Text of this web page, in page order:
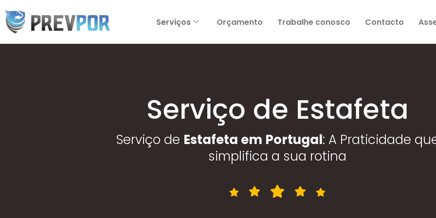
Serviços Orçamento Trabalhe conosco Contacto
Serviço de Estafeta
Serviço de Estafeta em Portugal: A Praticidade
simplifica a sua rotina